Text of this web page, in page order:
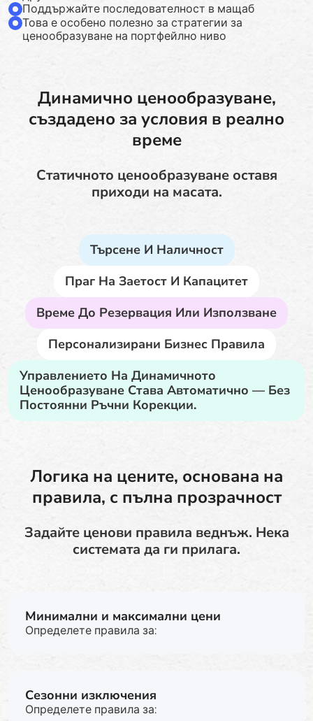
Поддържайте последователност в мащаб
Това е особено полезно за стратегии за
ценообразуване на портфейлно ниво
Динамично ценообразуване,
създадено за условия в реално
време
Статичното ценообразуване оставя
приходи на масата.
Търсене И Наличност
Праг На Заетост И Капацитет
Време До Резервация Или Използване
Персонализирани Бизнес Правила
Управлението На Динамичното
Ценообразуване Става Автоматично — Без
Постоянни Ръчни Корекции.
Логика на цените, основана на
правила, с пълна прозрачност
Задайте ценови правила веднъж. Нека
системата да ги прилага.
Минимални и максимални цени
Определете правила за:
Сезонни изключения
Определете правила за: